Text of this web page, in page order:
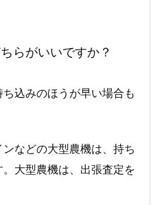
らがいいですか？
込みのほうが早い場合も
などの大型農機は、持ち
大型農機は、出張査定を